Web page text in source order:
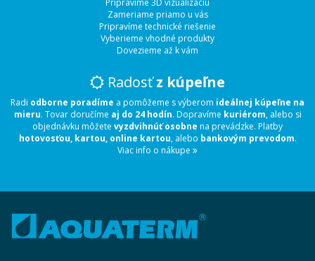
Pripravíme 3D vizualizáciu
Zameriame priamo u vás
Pripravíme technické riešenie
Vyberieme vhodné produkty
Dovezieme až k vám
Radosťz kúpeľne
Radi odborne poradíme a pomôžeme s výberom ideálnej kúpeľne na
mieru. Tovar doručíme aj do 24 hodín. Dopravíme kuriérom, alebo si
objednávku môžete vyzdvihnúť osobne na prevádzke. Platby
hotovosťou, kartou, online kartou, alebo bankovým prevodom.
Viac info o nákupe